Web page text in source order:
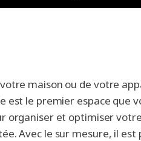
votre maison ou de votre
est le premier espace que
organiser et optimiser
Avec le sur mesure, il